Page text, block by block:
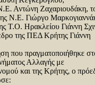
Αντώνη Ζαχαριουδάκη,
Ν.Ε. Γιώργο
Τ.Ο. Ηρακλείου Γιάννη
της ΠΕΔ Κρήτης Γιάννη
που πραγματοποιήθηκε
Αλλαγής με
και της Κρήτης, ο